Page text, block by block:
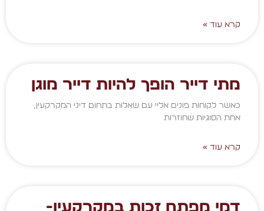
קרא עוד »
מתי דייר הופך להיות דייר מוגן
כאשר לקוחות פונים אליי עם שאלות בתחום דיני המקרקעין,
אחת הסוגיות שחוזרות
קרא עוד »
דמי מפתח זכות במקרקעין-